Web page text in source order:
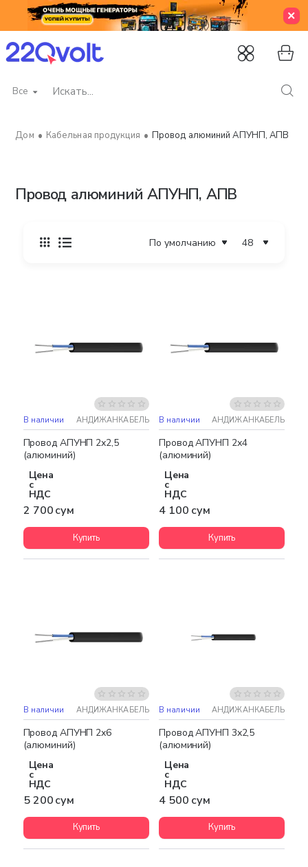
Все
Искать...
Провод алюминий АПУНП, АПВ
Кабельная продукция Провод алюминий АПУНП, АПВ
В наличии АНДИЖАНКАБЕЛЬ
Провод АПУНП 2х2,5
(алюминий)
Цена
с
НДС
2 700 сум
Купить
В наличии АНДИЖАНКАБЕЛЬ
Провод АПУНП 2х4
(алюминий)
Цена
с
НДС
4 100 сум
Купить
В наличии АНДИЖАНКАБЕЛЬ
Провод АПУНП 2х6
(алюминий)
Цена
с
НДС
5 200 сум
Купить
В наличии АНДИЖАНКАБЕЛЬ
Провод АПУНП 3х2,5
(алюминий)
Цена
с
НДС
4 500 сум
Купить